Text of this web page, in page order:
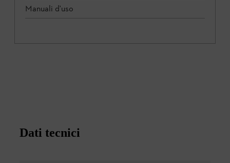
Manuali d'uso
Dati tecnici